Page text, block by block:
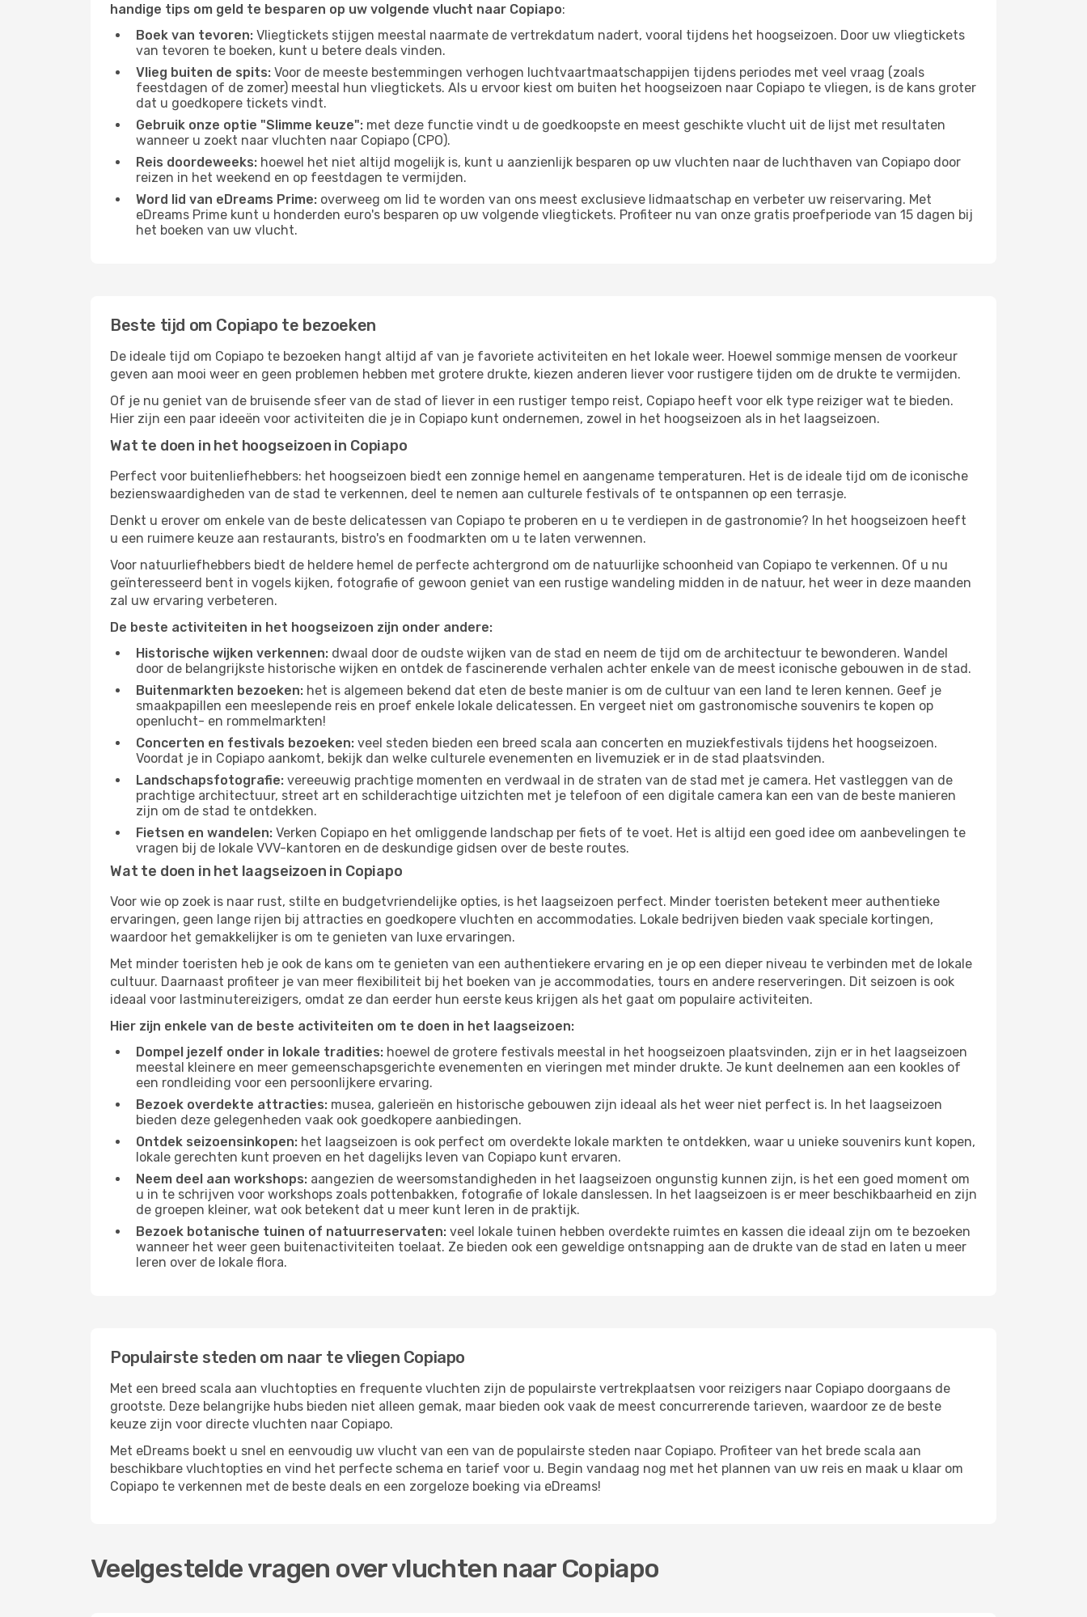
handige tips om geld te besparen op uw volgende vlucht naar Copiapo:
Boek van tevoren: Vliegtickets stijgen meestal naarmate de vertrekdatum nadert, vooral tijdens het hoogseizoen. Door uw vliegtickets
van tevoren te boeken, kunt u betere deals vinden.
Vlieg buiten de spits: Voor de meeste bestemmingen verhogen luchtvaartmaatschappijen tijdens periodes met veel vraag (zoals
feestdagen of de zomer) meestal hun vliegtickets. Als u ervoor kiest om buiten het hoogseizoen naar Copiapo te vliegen, is de kans groter
dat u goedkopere tickets vindt.
Gebruik onze optie "Slimme keuze": met deze functie vindt u de goedkoopste en meest geschikte vlucht uit de lijst met resultaten
wanneer u zoekt naar vluchten naar Copiapo (CPO).
Reis doordeweeks: hoewel het niet altijd mogelijk is, kunt u aanzienlijk besparen op uw vluchten naar de luchthaven van Copiapo door
reizen in het weekend en op feestdagen te vermijden.
Word lid van eDreams Prime: overweeg om lid te worden van ons meest exclusieve lidmaatschap en verbeter uw reiservaring. Met
eDreams Prime kunt u honderden euro's besparen op uw volgende vliegtickets. Profiteer nu van onze gratis proefperiode van 15 dagen bij
het boeken van uw vlucht.
Beste tijd om Copiapo te bezoeken
De ideale tijd om Copiapo te bezoeken hangt altijd af van je favoriete activiteiten en het lokale weer. Hoewel sommige mensen de voorkeur
geven aan mooi weer en geen problemen hebben met grotere drukte, kiezen anderen liever voor rustigere tijden om de drukte te vermijden.
Of je nu geniet van de bruisende sfeer van de stad of liever in een rustiger tempo reist, Copiapo heeft voor elk type reiziger wat te bieden.
Hier zijn een paar ideeën voor activiteiten die je in Copiapo kunt ondernemen, zowel in het hoogseizoen als in het laagseizoen.
Wat te doen in het hoogseizoen in Copiapo
Perfect voor buitenliefhebbers: het hoogseizoen biedt een zonnige hemel en aangename temperaturen. Het is de ideale tijd om de iconische
bezienswaardigheden van de stad te verkennen, deel te nemen aan culturele festivals of te ontspannen op een terrasje.
Denkt u erover om enkele van de beste delicatessen van Copiapo te proberen en u te verdiepen in de gastronomie? In het hoogseizoen heeft
u een ruimere keuze aan restaurants, bistro's en foodmarkten om u te laten verwennen.
Voor natuurliefhebbers biedt de heldere hemel de perfecte achtergrond om de natuurlijke schoonheid van Copiapo te verkennen. Of u nu
geïnteresseerd bent in vogels kijken, fotografie of gewoon geniet van een rustige wandeling midden in de natuur, het weer in deze maanden
zal uw ervaring verbeteren.
De beste activiteiten in het hoogseizoen zijn onder andere:
Historische wijken verkennen: dwaal door de oudste wijken van de stad en neem de tijd om de architectuur te bewonderen. Wandel
door de belangrijkste historische wijken en ontdek de fascinerende verhalen achter enkele van de meest iconische gebouwen in de stad.
Buitenmarkten bezoeken: het is algemeen bekend dat eten de beste manier is om de cultuur van een land te leren kennen. Geef je
smaakpapillen een meeslepende reis en proef enkele lokale delicatessen. En vergeet niet om gastronomische souvenirs te kopen op
openlucht- en rommelmarkten!
Concerten en festivals bezoeken: veel steden bieden een breed scala aan concerten en muziekfestivals tijdens het hoogseizoen.
Voordat je in Copiapo aankomt, bekijk dan welke culturele evenementen en livemuziek er in de stad plaatsvinden.
Landschapsfotografie: vereeuwig prachtige momenten en verdwaal in de straten van de stad met je camera. Het vastleggen van de
prachtige architectuur, street art en schilderachtige uitzichten met je telefoon of een digitale camera kan een van de beste manieren
zijn om de stad te ontdekken.
Fietsen en wandelen: Verken Copiapo en het omliggende landschap per fiets of te voet. Het is altijd een goed idee om aanbevelingen te
vragen bij de lokale VVV-kantoren en de deskundige gidsen over de beste routes.
Wat te doen in het laagseizoen in Copiapo
Voor wie op zoek is naar rust, stilte en budgetvriendelijke opties, is het laagseizoen perfect. Minder toeristen betekent meer authentieke
ervaringen, geen lange rijen bij attracties en goedkopere vluchten en accommodaties. Lokale bedrijven bieden vaak speciale kortingen,
waardoor het gemakkelijker is om te genieten van luxe ervaringen.
Met minder toeristen heb je ook de kans om te genieten van een authentiekere ervaring en je op een dieper niveau te verbinden met de lokale
cultuur. Daarnaast profiteer je van meer flexibiliteit bij het boeken van je accommodaties, tours en andere reserveringen. Dit seizoen is ook
ideaal voor lastminutereizigers, omdat ze dan eerder hun eerste keus krijgen als het gaat om populaire activiteiten.
Hier zijn enkele van de beste activiteiten om te doen in het laagseizoen:
Dompel jezelf onder in lokale tradities: hoewel de grotere festivals meestal in het hoogseizoen plaatsvinden, zijn er in het laagseizoen
meestal kleinere en meer gemeenschapsgerichte evenementen en vieringen met minder drukte. Je kunt deelnemen aan een kookles of
een rondleiding voor een persoonlijkere ervaring.
Bezoek overdekte attracties: musea, galerieën en historische gebouwen zijn ideaal als het weer niet perfect is. In het laagseizoen
bieden deze gelegenheden vaak ook goedkopere aanbiedingen.
Ontdek seizoensinkopen: het laagseizoen is ook perfect om overdekte lokale markten te ontdekken, waar u unieke souvenirs kunt kopen,
lokale gerechten kunt proeven en het dagelijks leven van Copiapo kunt ervaren.
Neem deel aan workshops: aangezien de weersomstandigheden in het laagseizoen ongunstig kunnen zijn, is het een goed moment om
u in te schrijven voor workshops zoals pottenbakken, fotografie of lokale danslessen. In het laagseizoen is er meer beschikbaarheid en zijn
de groepen kleiner, wat ook betekent dat u meer kunt leren in de praktijk.
Bezoek botanische tuinen of natuurreservaten: veel lokale tuinen hebben overdekte ruimtes en kassen die ideaal zijn om te bezoeken
wanneer het weer geen buitenactiviteiten toelaat. Ze bieden ook een geweldige ontsnapping aan de drukte van de stad en laten u meer
leren over de lokale flora.
Populairste steden om naar te vliegen Copiapo
Met een breed scala aan vluchtopties en frequente vluchten zijn de populairste vertrekplaatsen voor reizigers naar Copiapo doorgaans de
grootste. Deze belangrijke hubs bieden niet alleen gemak, maar bieden ook vaak de meest concurrerende tarieven, waardoor ze de beste
keuze zijn voor directe vluchten naar Copiapo.
Met eDreams boekt u snel en eenvoudig uw vlucht van een van de populairste steden naar Copiapo. Profiteer van het brede scala aan
beschikbare vluchtopties en vind het perfecte schema en tarief voor u. Begin vandaag nog met het plannen van uw reis en maak u klaar om
Copiapo te verkennen met de beste deals en een zorgeloze boeking via eDreams!
Veelgestelde vragen over vluchten naar Copiapo